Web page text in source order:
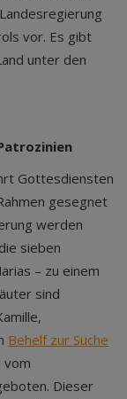
vor. Es gibt
unter den
Gottesdiensten
gesegnet
werden
sieben
– zu einem
sind
Behelf zur Suche
vom
Dieser